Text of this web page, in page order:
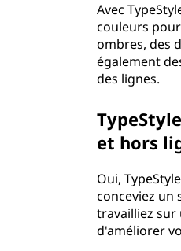
Avec
couleurs
ombres, des
également
des lignes.
et hors
Oui,
conceviez un
travailliez sur
d'améliorer